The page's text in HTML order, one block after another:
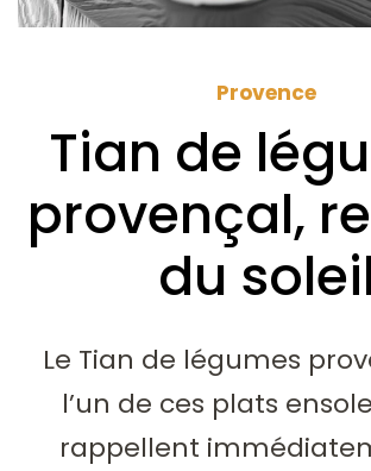
Provence
Tian de
provençal,
du
Le Tian de légumes
l’un de ces plats
rappellent